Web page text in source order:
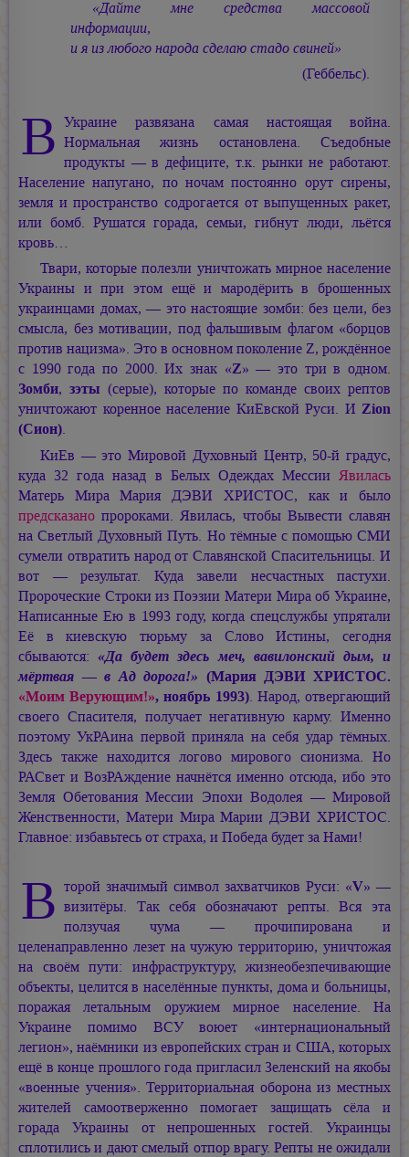
«Дайте мне средства массовой
информации,
и я из любого народа сделаю стадо свиней»
(Геббельс).
В Украине развязана самая настоящая война.
Нормальная жизнь остановлена. Съедобные
продукты — в дефиците, т.к. рынки не работают.
Население напугано, по ночам постоянно орут сирены,
земля и пространство содрогается от выпущенных ракет,
или бомб. Рушатся горада, семьи, гибнут люди, льётся
кровь…
Твари, которые полезли уничтожать мирное население
Украины и при этом ещё и мародёрить в брошенных
украинцами домах, — это настоящие зомби: без цели, без
смысла, без мотивации, под фальшивым флагом «борцов
против нацизма». Это в основном поколение Z, рождённое
с 1990 года по 2000. Их знак «Z» — это три в одном.
Зомби, зэты (серые), которые по команде своих рептов
уничтожают коренное население КиЕвской Руси. И Zion
(Сион).
КиЕв — это Мировой Духовный Центр, 50-й градус,
куда 32 года назад в Белых Одеждах Мессии Явилась
Матерь МираМария ДЭВИ ХРИСТОС, как и было
предсказано пророками. Явилась, чтобы Вывести славян
на Светлый Духовный Путь. Но тёмные с помощью СМИ
сумели отвратить народ от Славянской Спасительницы. И
вот — результат. Куда завели несчастных пастухи.
Пророческие Строки из Поэзии Матери Мира об Украине,
Написанные Ею в 1993 году, когда спецслужбы упрятали
Её в киевскую тюрьму за Слово Истины, сегодня
сбываются:«Да будет здесь меч, вавилонский дым, и
мёртвая — в Ад дорога!» (Мария ДЭВИ ХРИСТОС.
«Моим Верующим!», ноябрь 1993). Народ, отвергающий
своего Спасителя, получает негативную карму. Именно
поэтому УкРАина первой приняла на себя удар тёмных.
Здесь также находится логово мирового сионизма. Но
РАСвет и ВозРАждение начнётся именно отсюда, ибо это
Земля Обетования Мессии Эпохи Водолея — Мировой
Женственности, Матери МираМарии ДЭВИ ХРИСТОС.
Главное: избавьтесь от страха, и Победа будет за Нами!
В торой значимый символ захватчиков Руси: «V» —
визитёры. Так себя обозначают репты. Вся эта
ползучая чума — прочипирована и
целенаправленно лезет на чужую территорию, уничтожая
на своём пути: инфраструктуру, жизнеобезпечивающие
объекты, целится в населённые пункты, дома и больницы,
поражая летальным оружием мирное население. На
Украине помимо ВСУ воюет «интернациональный
легион», наёмники из европейских стран и США, которых
ещё в конце прошлого года пригласил Зеленский на якобы
«военные учения». Территориальная оборона из местных
жителей самоотверженно помогает защищать сёла и
горада Украины от непрошенных гостей. Украинцы
сплотились и дают смелый отпор врагу. Репты не ожидали